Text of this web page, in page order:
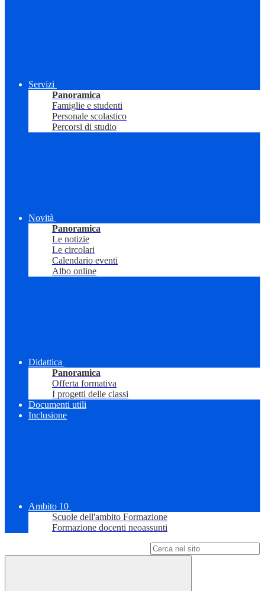
Servizi
Panoramica
Famiglie e studenti
Personale scolastico
Percorsi di studio
Novità
Panoramica
Le notizie
Le circolari
Calendario eventi
Albo online
Didattica
Panoramica
Offerta formativa
I progetti delle classi
Documenti utili
Inclusione
Ambito 10
Scuole dell'ambito Formazione
Formazione docenti neoassunti